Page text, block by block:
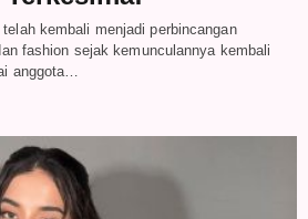
kembali menjadi perbincangan
fashion sejak kemunculannya kembali
anggota…